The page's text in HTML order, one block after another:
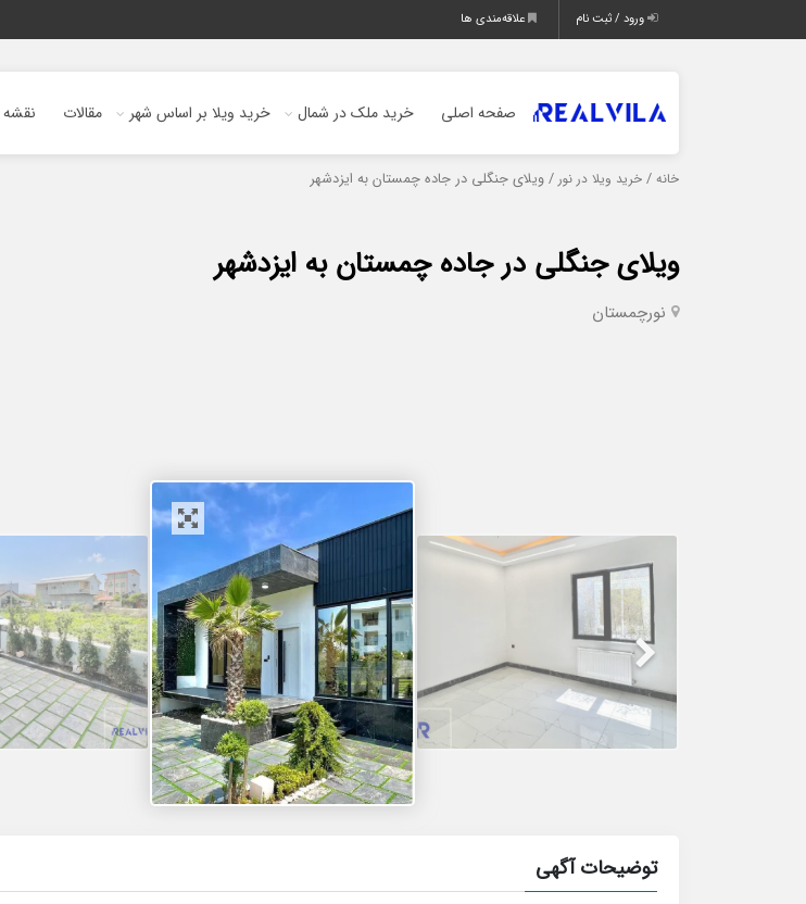
ورود / ثبت نام علاقه‌مندی ها
صفحه اصلی خرید ملک در شمال خرید ویلا بر اساس شهر مقالات نقشه
خانه / خرید ویلا در نور/ ویلای جنگلی در جاده چمستان به ایزدشهر
ویلای جنگلی در جاده چمستان به ایزدشهر
نورچمستان
توضیحات آگهی